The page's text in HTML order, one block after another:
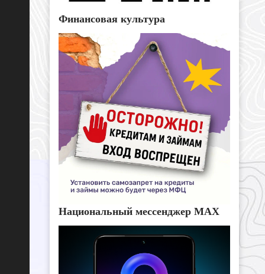
Финансовая культура
Национальный мессенджер MAX